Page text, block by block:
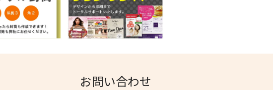
お問い合わせ